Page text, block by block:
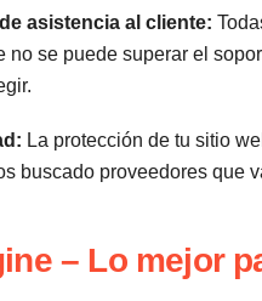
asistencia al cliente:
no se puede superar el
La protección de tu sitio
buscado proveedores que
– Lo mejor